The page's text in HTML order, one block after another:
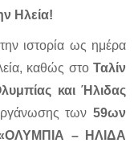
Ηλεία!
ιστορία ως ημέρα
καθώς στο Ταλίν
και Ήλιδας
των 59ων
– ΗΛΙΔΑ